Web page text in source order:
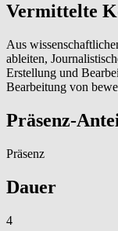
Vermittelte
Aus
ableiten,
Erstellung und
Bearbeitung von
Präsenz-
Präsenz
Dauer
4